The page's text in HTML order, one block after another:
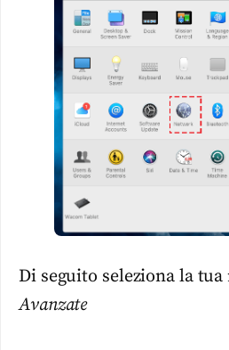
Di seguito seleziona la tua
Avanzate